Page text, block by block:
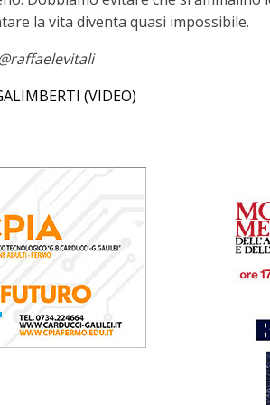
la vita diventa quasi impossibile.
(VIDEO)